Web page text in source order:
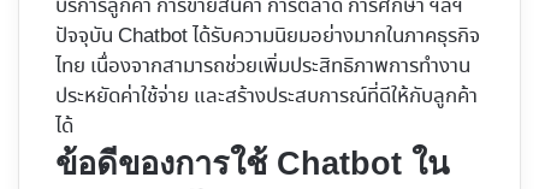
บริการลูกค้า การขายสินค้า การตลาด การศึกษา ฯลฯ
ปัจจุบัน Chatbot ได้รับความนิยมอย่างมากในภาคธุรกิจ
ไทย เนื่องจากสามารถช่วยเพิ่มประสิทธิภาพการทำงาน
ประหยัดค่าใช้จ่าย และสร้างประสบการณ์ที่ดีให้กับลูกค้า
ได้
ข้อดีของการใช้ Chatbot ใน